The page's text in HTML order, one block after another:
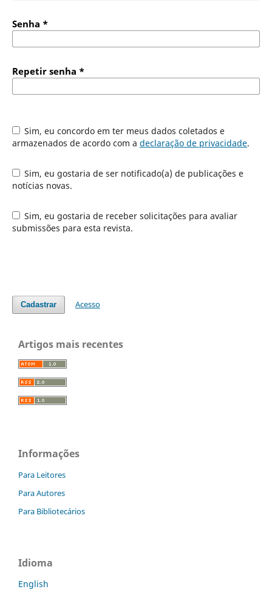
Senha *
Repetir senha *
Sim, eu concordo em ter meus dados coletados e
armazenados de acordo com a declaração de privacidade.
Sim, eu gostaria de ser notificado(a) de publicações e
notícias novas.
Sim, eu gostaria de receber solicitações para avaliar
submissões para esta revista.
Cadastrar Acesso
Artigos mais recentes
Informações
Para Leitores
Para Autores
Para Bibliotecários
Idioma
English